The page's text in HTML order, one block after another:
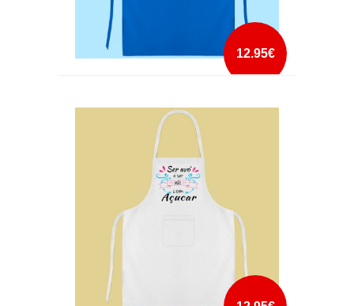
12.95€
mais info
add à lista